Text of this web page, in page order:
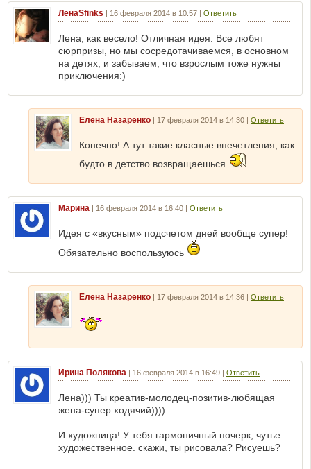
ЛенаSfinks | 16 февраля 2014 в 10:57 | Ответить
Лена, как весело! Отличная идея. Все любят
сюрпризы, но мы сосредотачиваемся, в основном
на детях, и забываем, что взрослым тоже нужны
приключения:)
Елена Назаренко | 17 февраля 2014 в 14:30 | Ответить
Конечно! А тут такие класные впечетления, как
будто в детство возвращаешься
Марина | 16 февраля 2014 в 16:40 | Ответить
Идея с «вкусным» подсчетом дней вообще супер!
Обязательно воспользуюсь
Елена Назаренко | 17 февраля 2014 в 14:36 | Ответить
Ирина Полякова | 16 февраля 2014 в 16:49 | Ответить
Лена))) Ты креатив-молодец-позитив-любящая
жена-супер ходячий))))
И художница! У тебя гармоничный почерк, чутье
художественное. скажи, ты рисовала? Рисуешь?